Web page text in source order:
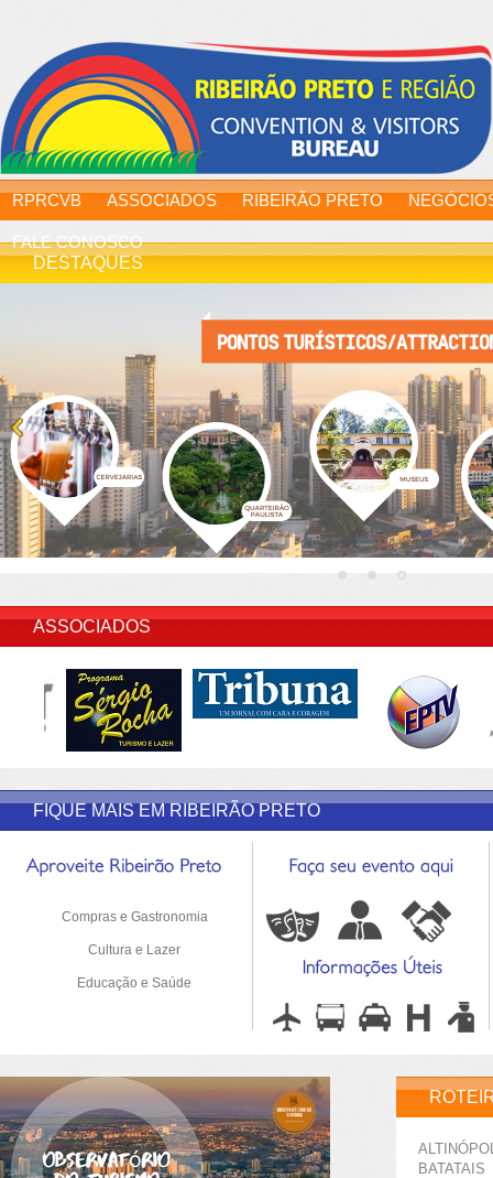
RPRCVB ASSOCIADOS RIBEIRÃO PRETO
FALE CONOSCO
DESTAQUES
ASSOCIADOS
FIQUE MAIS EM RIBEIRÃO PRETO
Compras e Gastronomia
Cultura e Lazer
Educação e Saúde
BATATAIS